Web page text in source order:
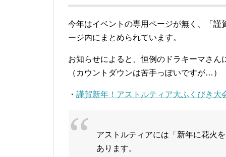
今年はイベントの専用ページが無く、「
ージ内にまとめられています。
お知らせによると、恒例のドラキーマさ
（カウントダウンは苦手っぽいですが…）
・ 謹賀新年！アストルティア大ふくびき
アストルティアには「新年に花火
あります。